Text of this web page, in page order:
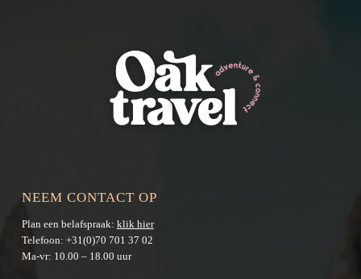
NEEM CONTACT OP
Plan een belafspraak: klik hier
Telefoon: +31(0)70 701 37 02
Ma-vr: 10.00 – 18.00 uur